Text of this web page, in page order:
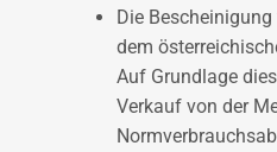
Die
dem
Auf Grundlage
Verkauf von der